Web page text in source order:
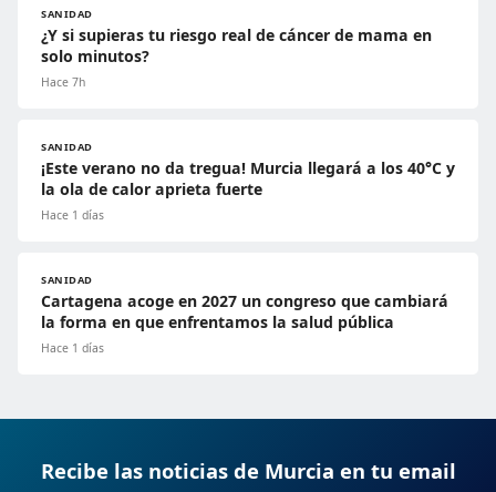
SANIDAD
¿Y si supieras tu riesgo real de cáncer de mama en
solo minutos?
Hace 7h
SANIDAD
¡Este verano no da tregua! Murcia llegará a los 40°C y
la ola de calor aprieta fuerte
Hace 1 días
SANIDAD
Cartagena acoge en 2027 un congreso que cambiará
la forma en que enfrentamos la salud pública
Hace 1 días
Recibe las noticias de Murcia en tu email